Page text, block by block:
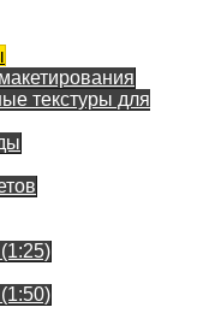
текстуры для